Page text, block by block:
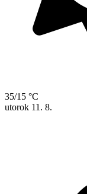
35/15 °C
utorok 11. 8.